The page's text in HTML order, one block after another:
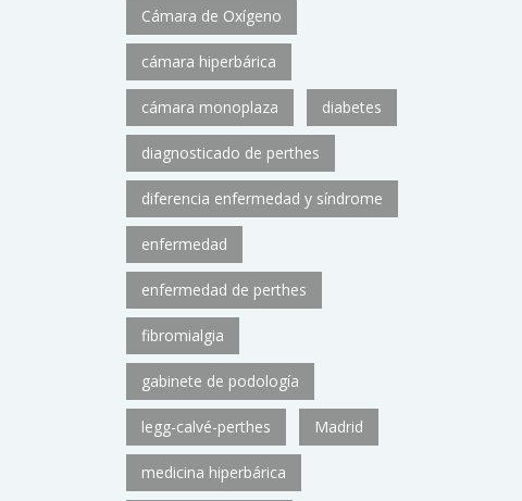
Cámara de Oxígeno
cámara hiperbárica
cámara monoplaza diabetes
diagnosticado de perthes
diferencia enfermedad y síndrome
enfermedad
enfermedad de perthes
fibromialgia
gabinete de podología
legg-calvé-perthes Madrid
medicina hiperbárica